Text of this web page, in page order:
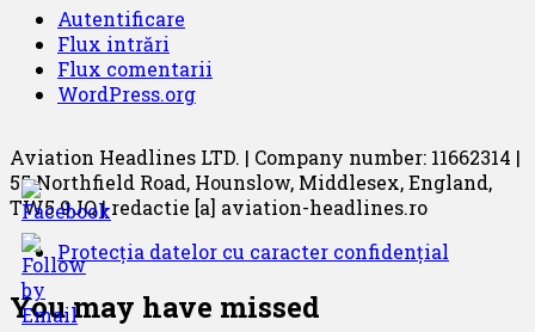
Autentificare
Flux intrări
Flux comentarii
WordPress.org
Aviation Headlines LTD. | Company number: 11662314 |
55 Northfield Road, Hounslow, Middlesex, England,
TW5 9JQ | redactie [a] aviation-headlines.ro
Protecția datelor cu caracter confidențial
You may have missed